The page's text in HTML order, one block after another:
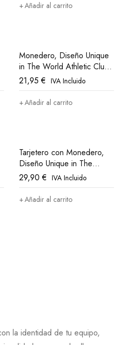
Añadir al carrito
Monedero, Diseño Unique
in The World Athletic Club
Bilbao
21,95€ IVA Incluido
Añadir al carrito
Tarjetero con Monedero,
Diseño Unique in The
World Athletic Club Bilbao
29,90€ IVA Incluido
Añadir al carrito
la identidad de tu equipo,